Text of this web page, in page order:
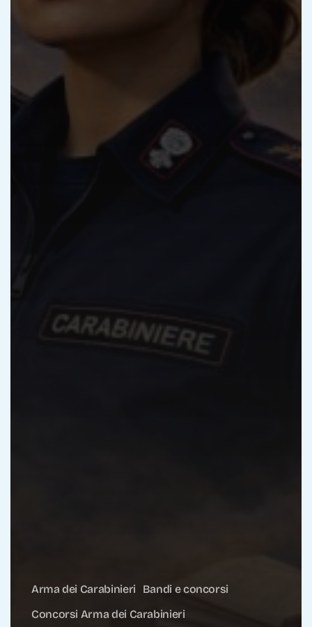
Arma dei Carabinieri Bandi e concorsi
Concorsi Arma dei Carabinieri